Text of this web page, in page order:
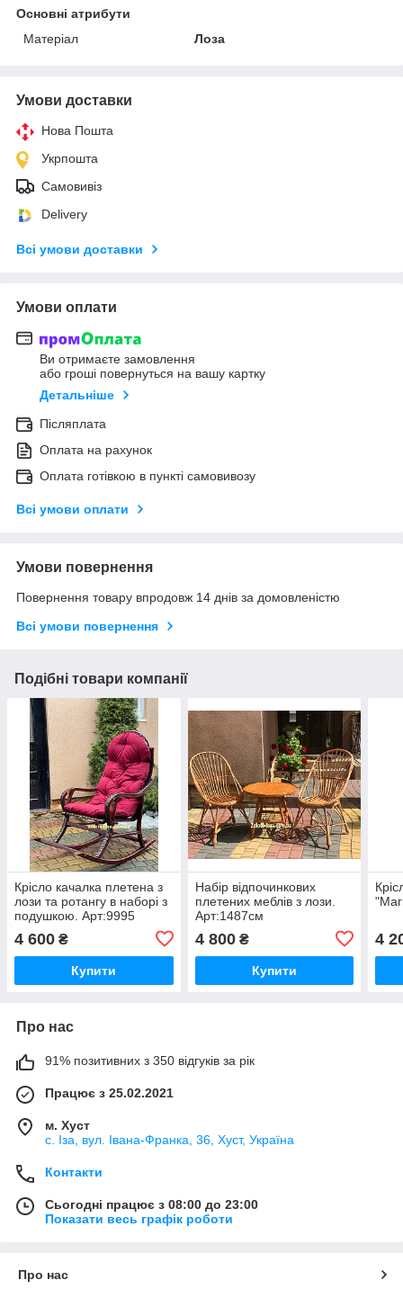
Основні атрибути
Матеріал
Лоза
Умови доставки
Нова Пошта
Укрпошта
Самовивіз
Delivery
Всі умови доставки
Умови оплати
Ви отримаєте замовлення
або гроші повернуться на вашу картку
Детальніше
Післяплата
Оплата на рахунок
Оплата готівкою в пункті самовивозу
Всі умови оплати
Умови повернення
Повернення товару впродовж 14 днів за домовленістю
Всі умови повернення
Подібні товари компанії
Крісло качалка плетена з
лози та ротангу в наборі з
подушкою. Арт:9995
4 600 ₴
Купити
Набір відпочинкових
плетених меблів з лози.
Арт:1487см
4 800₴
Купити
4
Про нас
91% позитивних з 350 відгуків за рік
Працює з 25.02.2021
м. Хуст
с. Іза, вул. Івана-Франка, 36, Хуст, Україна
Контакти
Сьогодні працює з 08:00 до 23:00
Показати весь графік роботи
Про нас